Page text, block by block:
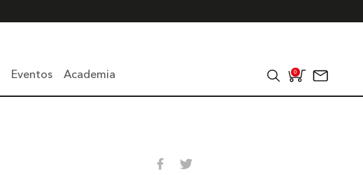
Eventos Academia 0